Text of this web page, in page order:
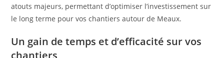
atouts majeurs, permettant d’optimiser l’investissement sur
le long terme pour vos chantiers autour de Meaux.
Un gain de temps et d’efficacité sur vos
chantiers